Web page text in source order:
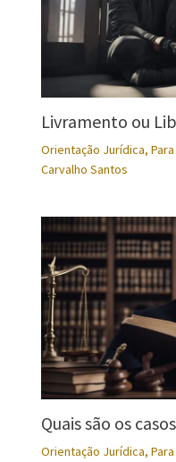
Livramento ou
Orientação Jurídica,
Carvalho Santos
Quais são os
Orientação Jurídica,